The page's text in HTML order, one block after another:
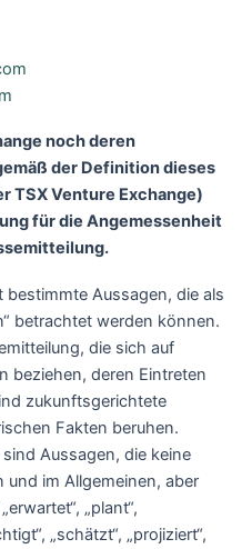
noch deren
der Definition dieses
TSX Venture Exchange)
für die Angemessenheit
bestimmte Aussagen, die als
betrachtet werden können.
die sich auf
beziehen, deren Eintreten
zukunftsgerichtete
Fakten beruhen.
Aussagen, die keine
im Allgemeinen, aber
„plant“,
„schätzt“, „projiziert“,